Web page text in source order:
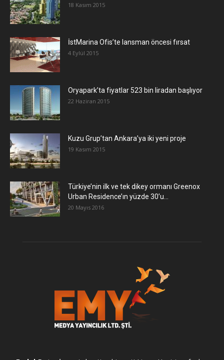
18 Kasım 2015
İstMarina Ofis’te lansman öncesi fırsat
4 Eylül 2015
Oryapark’ta fiyatlar 523 bin liradan başlıyor
22 Haziran 2015
​Kuzu Grup’tan Ankara’ya iki yeni proje
19 Kasım 2015
Türkiye’nin ilk ve tek dikey ormanı Greenox
Urban Residence’ın yüzde 30’u...
20 Mayıs 2016